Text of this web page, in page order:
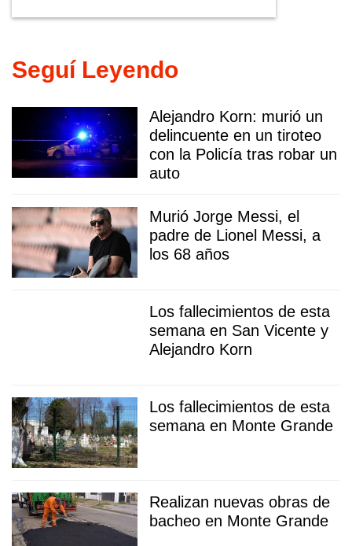
Seguí Leyendo
Alejandro Korn: murió un
delincuente en un tiroteo
con la Policía tras robar un
auto
Murió Jorge Messi, el
padre de Lionel Messi, a
los 68 años
Los fallecimientos de esta
semana en San Vicente y
Alejandro Korn
Los fallecimientos de esta
semana en Monte Grande
Realizan nuevas obras de
bacheo en Monte Grande